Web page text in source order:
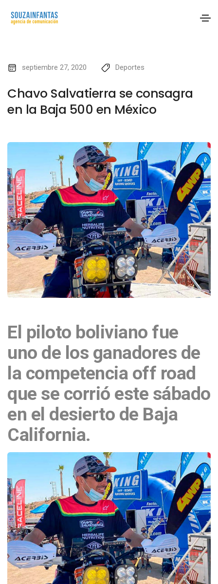
septiembre 27, 2020 Deportes
Chavo Salvatierra se consagra
en la Baja 500 en México
El piloto boliviano fue
uno de los ganadores de
la competencia off road
que se corrió este sábado
en el desierto de Baja
California.